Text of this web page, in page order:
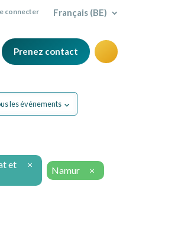
connecter Français (BE)
Prenez contact
les événements
et
×
Namur ×